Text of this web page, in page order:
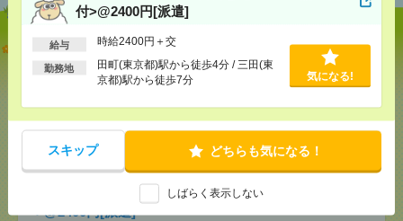
付>@2400円[派遣]
給与 時給2400円＋交
勤務地
田町(東京都)駅から徒歩4分 / 三田(東
京都)駅から徒歩7分
気になる!
スキップ どちらも気になる！
しばらく表示しない
【オープニング募集】おばあちゃんのお散歩付き添
いも仕事の1つ[派遣]
OK ■扶養内OK ■日収1万2000円以上
交通費全額支給
[勤務地]巣鴨駅 北池袋駅/…
気になる！
＼！完全在宅！／土日含む週2～OK<講座受付
>@2400円[派遣]